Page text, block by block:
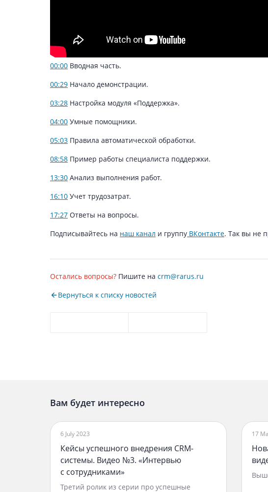
00:00 Вводная часть.
00:29 Начало демонстрации.
03:28 Настройка модуля «Поддержка».
04:00 Умные помощники.
05:03 Правила автоматической обработки.
08:58 Пример работы специалиста поддержки.
13:30 Анализ выполнения работ.
16:10 Учет трудозатрат.
17:27 Ответы на вопросы.
Подписывайтесь на наш канал и группу ВКонтакте. Так вы не
Остались вопросы? Пишите на crm@rarus.ru
Вернуться к списку новостей
Вам будет интересно
6 July 2023
Кейсы успешного внедрения CRM-
системы. Видео №3. «Интервью
с сотрудниками»
Третий ролик из серии про успешные
17